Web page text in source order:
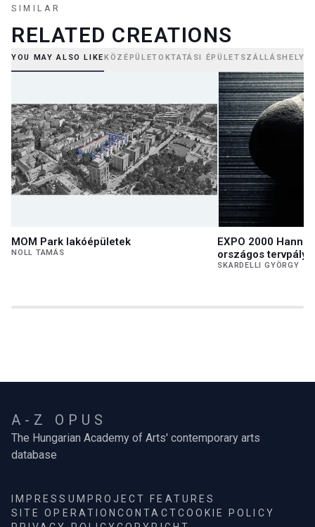
SIMILAR
RELATED CREATIONS
YOU MAY ALSO LIKEKÖZÉPÜLETOKTATÁSI ÉPÜLET SZÁLLÁSHELY
MOM Park lakóépületek
NOLL TAMÁS
EXPO 2000
országos
SKARDELLI GYÖRGY
A-Z OPUS
The Hungarian Academy of Arts' contemporary arts
database
IMPRESSUM PROJECT FEATURES
SITE OPERATIONCONTACTCOOKIE POLICY